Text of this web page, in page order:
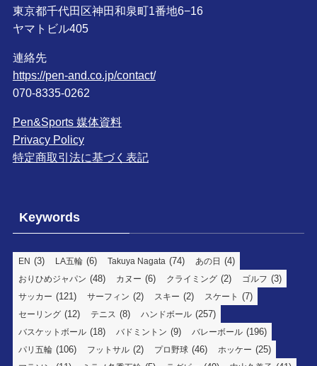
東京都千代田区神田和泉町1番地6−16
ヤマトビル405
連絡先
https://pen-and.co.jp/contact/
070-8335-0262
Pen&Sports 媒体資料
Privacy Policy
特定商取引法に基づく表記
Keywords
EN (3) LA五輪 (6) Takuya Nagata (74) あの日 (4)
おりひめジャパン (48) カヌー (6) クライミング (2) ゴルフ (3)
サッカー (121) サーフィン (2) スキー (2) スケート (7)
セーリング (12) テニス (8) ハンドボール (257)
バスケットボール (18) バドミントン (9) バレーボール (196)
パリ五輪 (106) フットサル (2) プロ野球 (46) ホッケー (25)